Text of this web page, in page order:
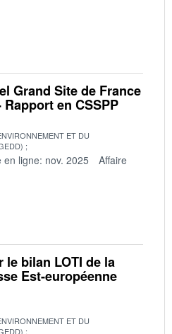
Grand Site de France
en CSSPP
ET DU
en ligne: nov. 2025
Affaire
le bilan LOTI de la
Est-européenne
ET DU